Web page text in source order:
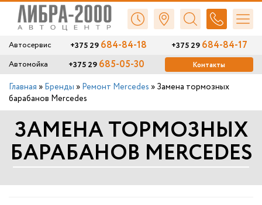
Автосервис +375 29684-84-18 +375 29684-84-17
Автомойка +375 29 685-05-30 Контакты
Главная » Бренды » Ремонт Mercedes » Замена тормозных
барабанов Mercedes
ЗАМЕНА ТОРМОЗНЫХ
БАРАБАНОВ MERCEDES